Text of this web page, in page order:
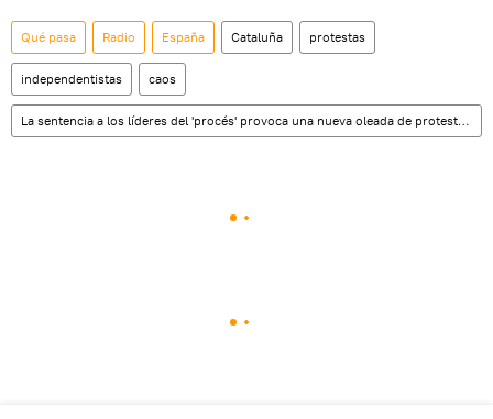
Qué pasa Radio España Cataluña protestas
independentistas caos
La sentencia a los líderes del 'procés' provoca una nueva oleada de protestas en Cataluña